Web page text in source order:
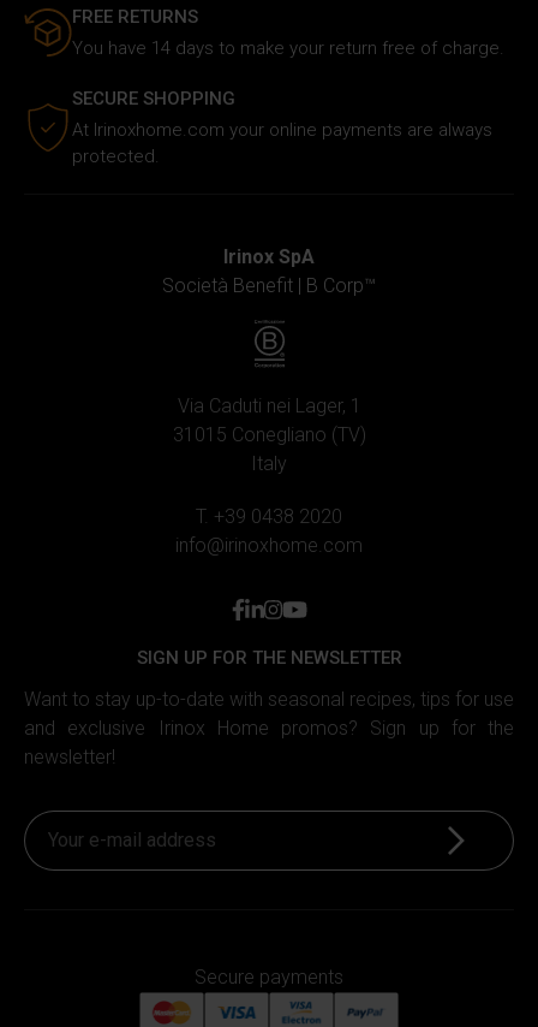
FREE RETURNS
You have 14 days to make your return free of charge.
SECURE SHOPPING
At Irinoxhome.com your online payments are always
protected.
Irinox SpA
Società Benefit | B Corp™
Via Caduti nei Lager, 1
31015 Conegliano (TV)
Italy
T. +39 0438 2020
info@irinoxhome.com
facebook
linkedin
instagram
youtube
SIGN UP FOR THE NEWSLETTER
Want to stay up-to-date with seasonal recipes, tips for use
and exclusive Irinox Home promos? Sign up for the
newsletter!
Sign up
Secure payments